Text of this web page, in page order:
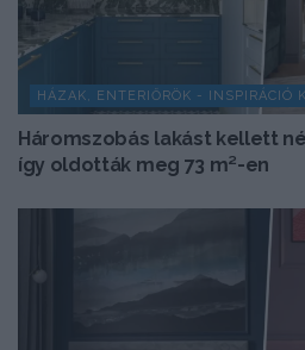
HÁZAK, ENTERIŐRÖK - INSPIRÁCIÓ
Háromszobás lakást kellett
így oldották meg 73 m²-en